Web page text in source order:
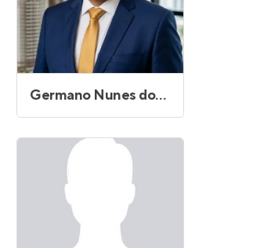
Germano Nunes dos Santos